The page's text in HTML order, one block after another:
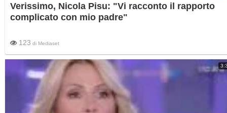
Verissimo, Nicola Pisu: "Vi racconto il rapporto
complicato con mio padre"
123 di Mediaset